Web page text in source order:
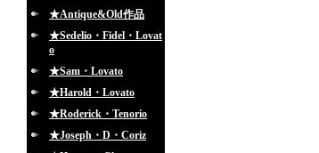
★Antique&Old作品
★Sedelio・Fidel・Lovat
o
★Sam・Lovato
★Harold・Lovato
★Roderick・Tenorio
★Joseph・D・Coriz